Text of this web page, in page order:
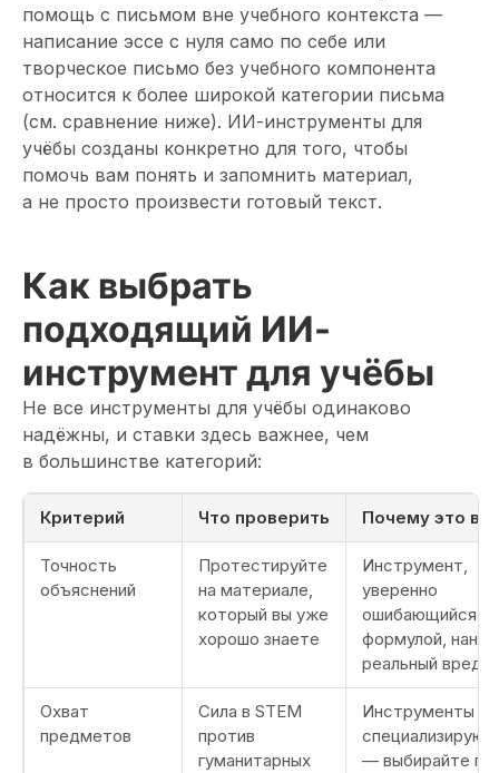
помощь с письмом вне учебного контекста —
написание эссе с нуля само по себе или
творческое письмо без учебного компонента
относится к более широкой категории письма
(см. сравнение ниже). ИИ-инструменты для
учёбы созданы конкретно для того, чтобы
помочь вам понять и запомнить материал,
а не просто произвести готовый текст.
Как выбрать
подходящий ИИ-
инструмент для учёбы
Не все инструменты для учёбы одинаково
надёжны, и ставки здесь важнее, чем
в большинстве категорий:
Критерий Что проверить Почему это
Точность
объяснений
Протестируйте
на материале,
который вы уже
хорошо знаете
Инструмент,
уверенно
ошибающийся с
формулой,
реальный вред
Охват
предметов
Сила в STEM
против
гуманитарных
Инструменты
— выбирайте